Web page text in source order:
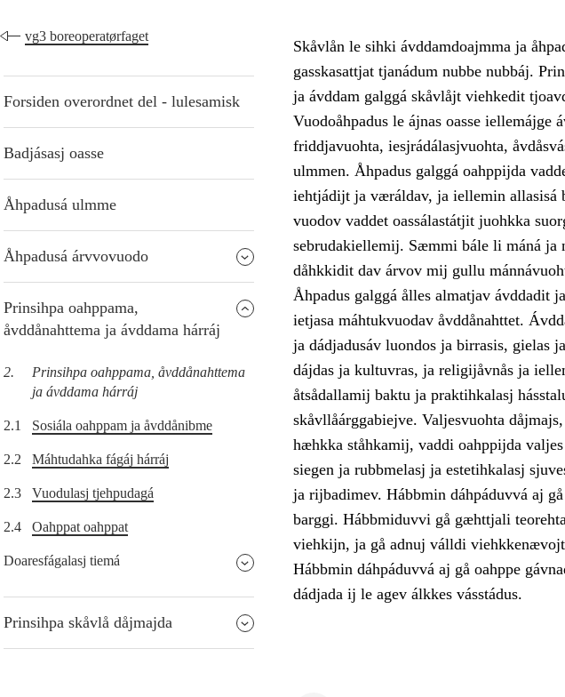
vg3 boreoperatørfaget
Forsiden overordnet del - lulesamisk
Badjásasj oasse
Åhpadusá ulmme
Åhpadusá árvvovuodo
Prinsihpa oahppama,
åvddånahttema ja ávddama hárráj
2.
Prinsihpa oahppama, åvddånahttema
ja ávddama hárráj
2.1 Sosiála oahppam ja åvddånibme
2.2 Máhtudahka fágáj hárráj
2.3 Vuodulasj tjehpudagá
2.4 Oahppat oahppat
Doaresfágalasj tiemá
Prinsihpa skåvlå dåjmajda
Skåvlån le sihki ávddamdoajmma ja
gasskasattjat tjanádum nubbe nubbáj.
ja ávddam galggá skåvlåjt viehkedit
Vuodoåhpadus le ájnas oasse iellemájge
friddjavuohta, iesjrádálasjvuohta,
ulmmen. Åhpadus galggá oahppijda
iehtjádijt ja væráldav, ja iellemin allasisá
vuodov vaddet oassálastátjit juohkka
sebrudakiellemij. Sæmmi bále li máná
dåhkkidit dav árvov mij gullu
Åhpadus galggá ålles almatjav ávddadit
ietjasa máhtukvuodav åvddånahttet.
ja dádjadusáv luondos ja birrasis, gielas
dájdas ja kultuvras, ja religijåvnås ja
åtsådallamij baktu ja praktihkalasj
skåvllåárggabiejve. Valjesvuohta
hæhkka ståhkamij, vaddi oahppijda
siegen ja rubbmelasj ja estetihkalasj
ja rijbadimev. Hábbmin dáhpáduvvá aj
barggi. Hábbmiduvvi gå gæhttjali
viehkijn, ja gå adnuj válldi
Hábbmin dáhpáduvvá aj gå oahppe
dádjada ij le agev álkkes vásstádus.